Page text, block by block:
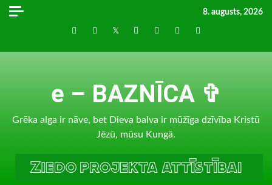
Skip
8. augusts, 2026
Draugiem
Facebook
TwitterInstagram
LinkedInwhatsapp
RSS
e – BAZNĪCA ✞
Grēka alga ir nāve, bet Dieva balva ir mūžīga dzīvība Kristū
Jēzū, mūsu Kungā.